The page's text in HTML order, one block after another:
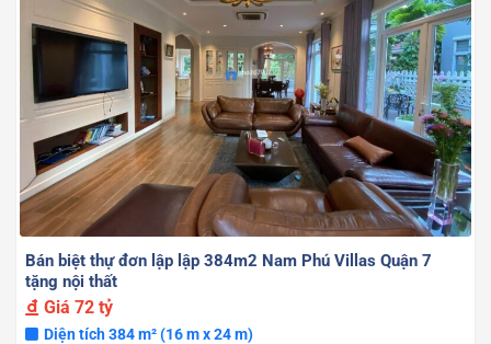
Bán biệt thự đơn lập lập 384m2 Nam Phú Villas Quận 7
tặng nội thất
Giá 72 tỷ
Diện tích 384 m² (16 m x 24 m)